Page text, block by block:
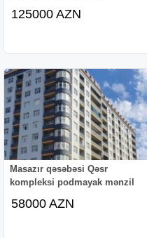
125000 AZN
Masazır qəsəbəsi Qəsr
kompleksi podmayak mənzil
58000 AZN